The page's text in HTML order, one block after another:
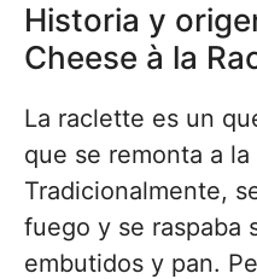
Historia y
Cheese à la
La raclette es un
que se remonta a la
Tradicionalmente,
fuego y se raspaba
embutidos y pan.